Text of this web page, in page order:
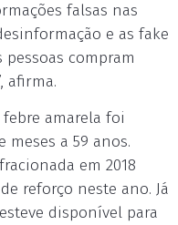
falsas nas
e as fake
compram
afirma.
febre amarela foi
meses a 59 anos.
em 2018
reforço neste ano. Já
disponível para